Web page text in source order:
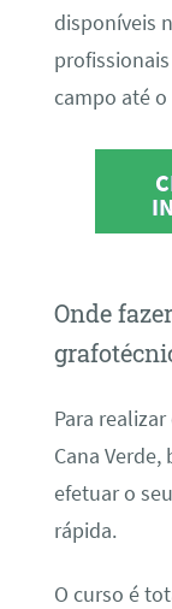
disponíveis
campo até
Onde
Para
Cana
efetuar o
rápida.
O curso é